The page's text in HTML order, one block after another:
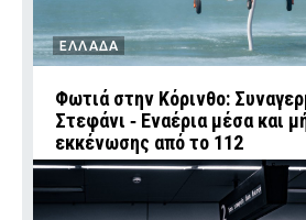
ΕΛΛΑΔΑ
Φωτιά στην Κόρινθο:
Στεφάνι ‑ Εναέρια μέσα και
εκκένωσης από το 112